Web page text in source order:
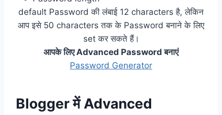
default Password की लंबाई 12 characters है, लेकिन
आप इसे 50 characters तक के Password बनाने के लिए
set कर सकते हैं।
आपके लिए Advanced Password बनाएं
Password Generator
Blogger में Advanced